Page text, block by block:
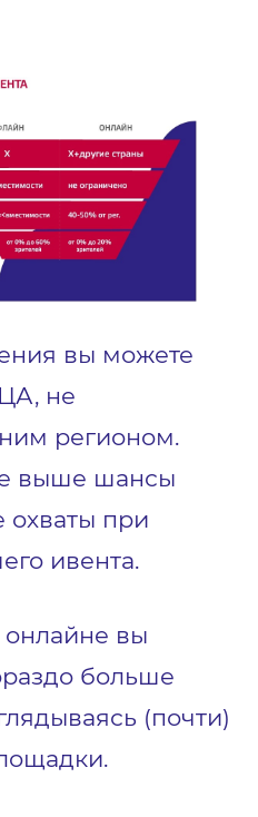
вы можете
не
регионом.
выше шансы
охваты при
ивента.
онлайне вы
больше
(почти)